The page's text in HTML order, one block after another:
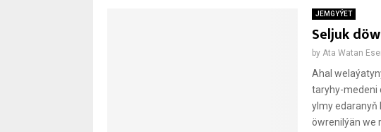
JEMGYÝET
Seljuk
by Ata Watan
Ahal
taryhy-medeni
ylmy edaranyň
öwrenilýän we